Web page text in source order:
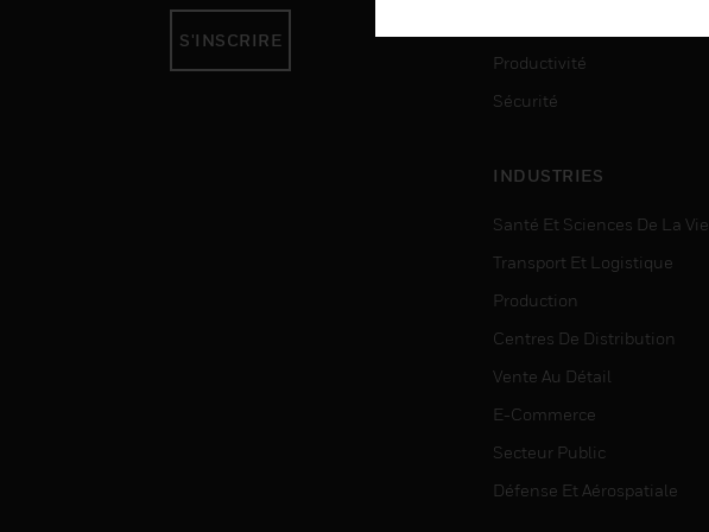
S'INSCRIRE
Productivité
Sécurité
INDUSTRIES
Santé Et Sciences De La Vie
Transport Et Logistique
Production
Centres De Distribution
Vente Au Détail
E-Commerce
Secteur Public
Défense Et Aérospatiale